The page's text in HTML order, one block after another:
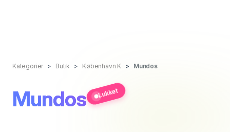
Kategorier Butik København K Mundos
Mundos Lukket